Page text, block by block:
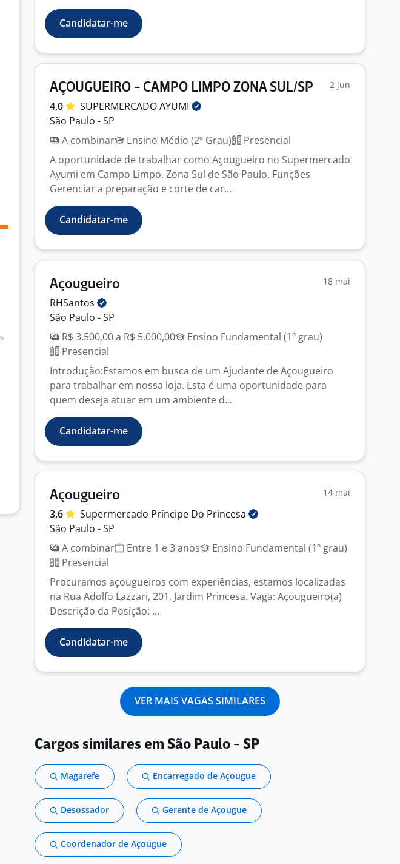
Candidatar-me
AÇOUGUEIRO - CAMPO LIMPO ZONA SUL/SP 2 jun
4,0 SUPERMERCADOAYUMI
São Paulo - SP
A combinar
Ensino Médio (2º Grau)
Presencial
A oportunidade de trabalhar como Açougueiro no Supermercado
Ayumi em Campo Limpo, Zona Sul de São Paulo. Funções
Gerenciar a preparação e corte de car...
Candidatar-me
Açougueiro 18 mai
RHSantos
São Paulo - SP
R$ 3.500,00 a R$ 5.000,00
Ensino Fundamental (1º grau)
Presencial
Introdução:Estamos em busca de um Ajudante de Açougueiro
para trabalhar em nossa loja. Esta é uma oportunidade para
quem deseja atuar em um ambiente d...
Candidatar-me
Açougueiro 14 mai
3,6 Supermercado Príncipe Do Princesa
São Paulo - SP
A combinar
Entre 1 e 3 anos
Ensino Fundamental (1º grau)
Presencial
Procuramos açougueiros com experiências, estamos localizadas
na Rua Adolfo Lazzari, 201, Jardim Princesa. Vaga: Açougueiro(a)
Descrição da Posição: ...
Candidatar-me
VER MAIS VAGAS SIMILARES
Cargos similares em São Paulo - SP
Magarefe Encarregado de Açougue
Desossador Gerente de Açougue
Coordenador de Açougue